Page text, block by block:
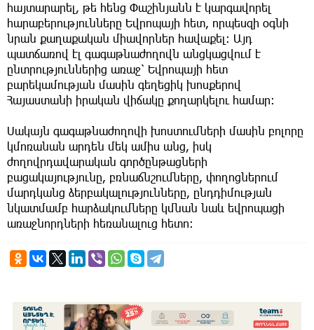
հայտարարել, թե հենց Փաշինյանն է կարգավորել
հարաբերությունները Եվրոպայի հետ, որպեսզի օգնի
նրան քաղաքական միավորներ հավաքել։ Այդ
պատճառով էլ գագաթնաժողովն անցկացվում է
ընտրություններից առաջ՝ Եվրոպայի հետ
բարեկամության մասին գեղեցիկ խոսքերով
Հայաստանի իրական վիճակը քողարկելու համար։
Սակայն գագաթնաժողովի խոստումների մասին բոլորը
կմոռանան արդեն մեկ ամիս անց, իսկ
ժողովրդավարական գործընթացների
բացակայությունը, բռնաճնշումները, փողոցներում
մարդկանց ձերբակալությունները, ընդդիմության
նկատմամբ հարձակումները կմնան նաև եվրոպացի
առաջնորդների հեռանալուց հետո։